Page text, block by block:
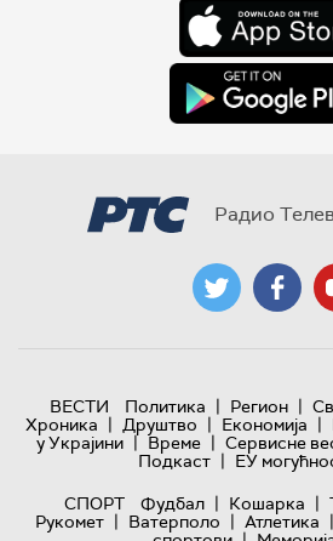
Радио
ВЕСТИ Политика | Регион |
Хроника | Друштво | Економија |
у Украјини | Време | Сервисне
Подкаст | ЕУ
СПОРТ
Фудбал | Кошарка |
Рукомет | Ватерполо | Атлетика |